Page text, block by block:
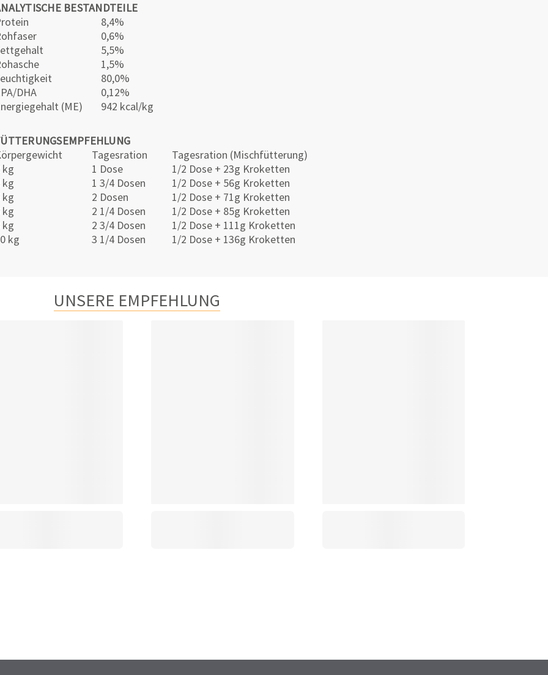
BESTANDTEILE
8,4%
0,6%
5,5%
1,5%
80,0%
DHA
0,12%
(ME)
942 kcal/kg
Tagesration
Tagesration (Mischfütterung)
kg
1 Dose
1/2 Dose + 23g Kroketten
kg
1 3/4 Dosen
1/2 Dose + 56g Kroketten
kg
2 Dosen
1/2 Dose + 71g Kroketten
kg
2 1/4 Dosen
1/2 Dose + 85g Kroketten
kg
2 3/4 Dosen
1/2 Dose + 111g Kroketten
kg
3 1/4 Dosen 1/2 Dose + 136g Kroketten
UNSERE EMPFEHLUNG